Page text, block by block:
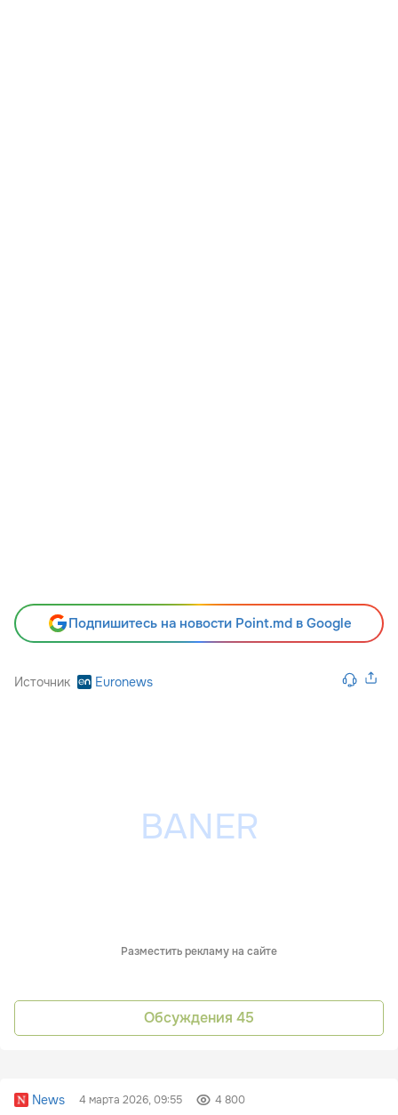
Подпишитесь на новости Point.md в Google
Источник Euronews
Разместить рекламу на сайте
Обсуждения 45
News 4 марта 2026, 09:55 4 800